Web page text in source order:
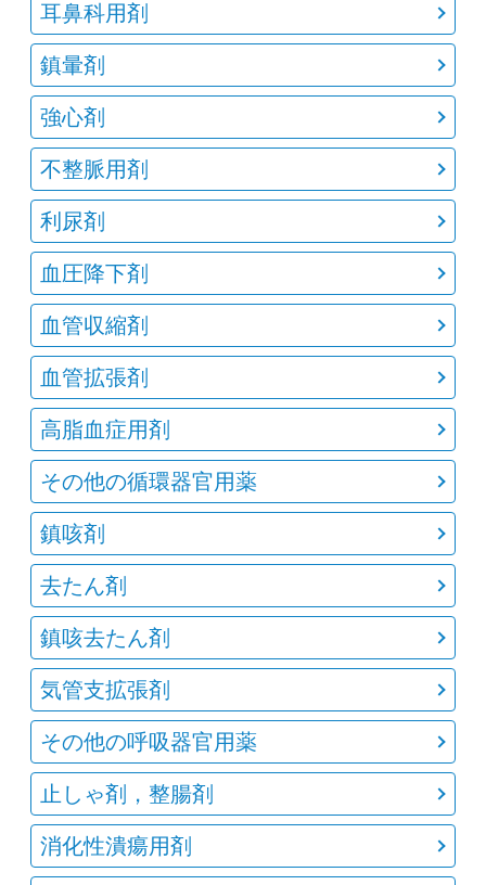
耳鼻科用剤
鎮暈剤
強心剤
不整脈用剤
利尿剤
血圧降下剤
血管収縮剤
血管拡張剤
高脂血症用剤
その他の循環器官用薬
鎮咳剤
去たん剤
鎮咳去たん剤
気管支拡張剤
その他の呼吸器官用薬
止しゃ剤，整腸剤
消化性潰瘍用剤